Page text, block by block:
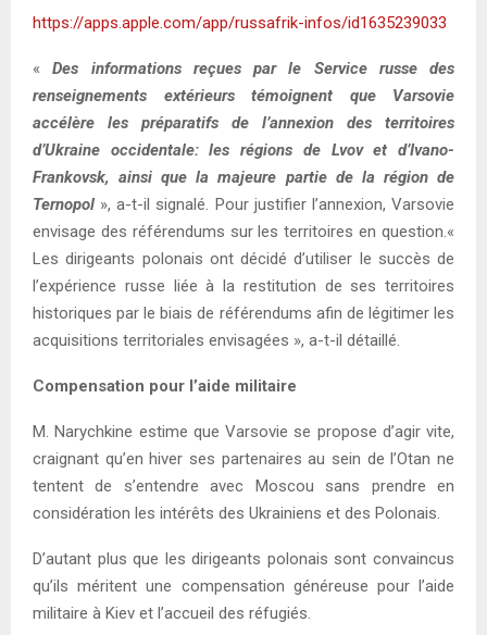
https://apps.apple.com/app/russafrik-infos/id1635239033
«Des informations reçues par le Service russe des
renseignements extérieurs témoignent que Varsovie
accélère les préparatifs de l’annexion des territoires
d’Ukraine occidentale: les régions de Lvov et d’Ivano-
Frankovsk, ainsi que la majeure partie de la région de
Ternopol », a-t-il signalé. Pour justifier l’annexion, Varsovie
envisage des référendums sur les territoires en question.«
Les dirigeants polonais ont décidé d’utiliser le succès de
l’expérience russe liée à la restitution de ses territoires
historiques par le biais de référendums afin de légitimer les
acquisitions territoriales envisagées », a-t-il détaillé.
Compensation pour l’aide militaire
M. Narychkine estime que Varsovie se propose d’agir vite,
craignant qu’en hiver ses partenaires au sein de l’Otan ne
tentent de s’entendre avec Moscou sans prendre en
considération les intérêts des Ukrainiens et des Polonais.
D’autant plus que les dirigeants polonais sont convaincus
qu’ils méritent une compensation généreuse pour l’aide
militaire à Kiev et l’accueil des réfugiés.